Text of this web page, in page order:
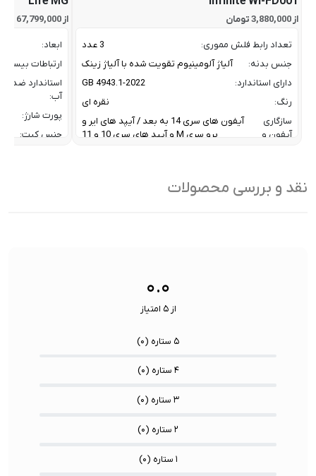
از 3,880,000 تومان
تعداد رابط فلش مموری:
3 عدد
جنس بدنه:
آلیاژ آلومینیوم تقویت شده با آلیاژ زینک
دارای استاندارد:
GB 4943.1-2022
رنگ:
نقره ای
سازگاری
آیفون و
آیفون های سری 14 به بعد / آیپد های ایر و
پرو سری M و آیپد های سری 10 و 11
ظرفیت:
از 67,799,000 تومان
ابعاد:
ارتباطات بیسیم:
استاندارد ضد
آب:
پورت شارژ:
جنس کیت:
نقد و بررسی محصولات
۰.۰
از ۵ امتیاز
۵ ستاره ( ۰)
۴ ستاره ( ۰)
۳ ستاره ( ۰)
۲ ستاره ( ۰)
۱ ستاره ( ۰)